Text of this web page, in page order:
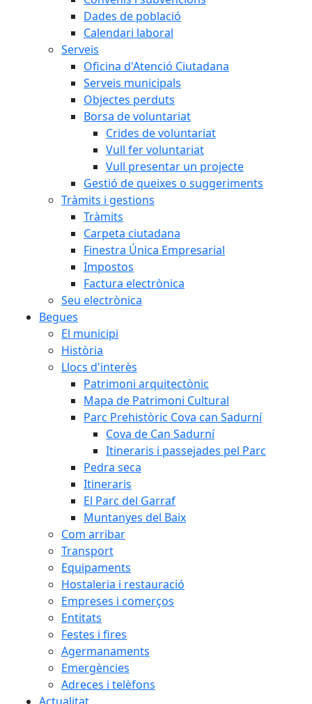
Dades de població
Calendari laboral
Serveis
Oficina d'Atenció Ciutadana
Serveis municipals
Objectes perduts
Borsa de voluntariat
Crides de voluntariat
Vull fer voluntariat
Vull presentar un projecte
Gestió de queixes o suggeriments
Tràmits i gestions
Tràmits
Carpeta ciutadana
Finestra Única Empresarial
Impostos
Factura electrònica
Seu electrònica
Begues
El municipi
Història
Llocs d'interès
Patrimoni arquitectònic
Mapa de Patrimoni Cultural
Parc Prehistòric Cova can Sadurní
Cova de Can Sadurní
Itineraris i passejades pel Parc
Pedra seca
Itineraris
El Parc del Garraf
Muntanyes del Baix
Com arribar
Transport
Equipaments
Hostaleria i restauració
Empreses i comerços
Entitats
Festes i fires
Agermanaments
Emergències
Adreces i telèfons